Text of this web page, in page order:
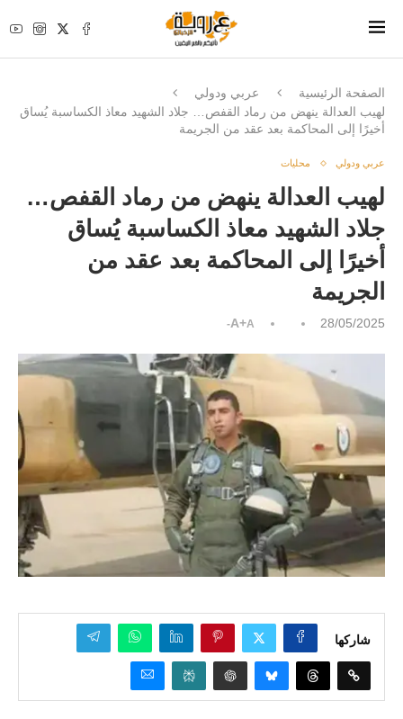
الصفحة الرئيسية
عربي ودولي
لهيب العدالة ينهض من رماد القفص… جلاد الشهيد معاذ الكساسبة يُساق
أخيرًا إلى المحاكمة بعد عقد من الجريمة
عربي ودولي محليات
لهيب العدالة ينهض من رماد القفص…
جلاد الشهيد معاذ الكساسبة يُساق
أخيرًا إلى المحاكمة بعد عقد من
الجريمة
28/05/2025
A+A-
شاركها